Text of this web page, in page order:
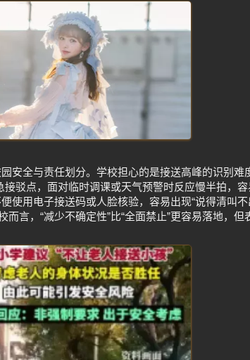
安全与责任划分。学校担心的是接送高峰的识别难
驳点，面对临时调课或天气预警时反应慢半拍，
使用电子接送码或人脸核验，容易出现“说得清叫
言，“减少不确定性”比“全面禁止”更容易落地，